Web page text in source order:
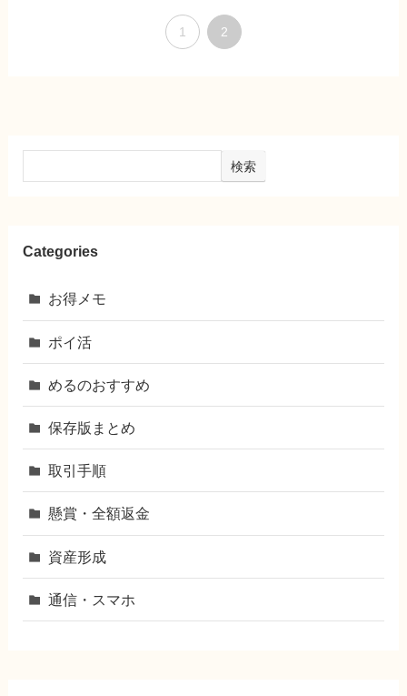
1 2
検索
Categories
お得メモ
ポイ活
めるのおすすめ
保存版まとめ
取引手順
懸賞・全額返金
資産形成
通信・スマホ